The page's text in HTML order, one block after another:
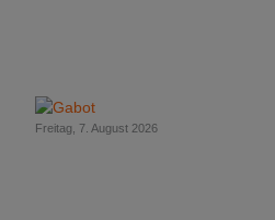
Freitag, 7. August 2026